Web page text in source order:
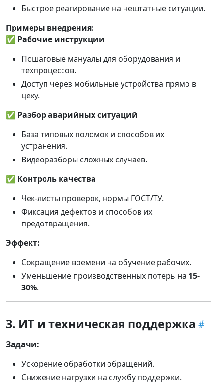
Быстрое реагирование на нештатные ситуации.
Примеры внедрения:
✅ Рабочие инструкции
Пошаговые мануалы для оборудования и
техпроцессов.
Доступ через мобильные устройства прямо в
цеху.
✅ Разбор аварийных ситуаций
База типовых поломок и способов их
устранения.
Видеоразборы сложных случаев.
✅ Контроль качества
Чек-листы проверок, нормы ГОСТ/ТУ.
Фиксация дефектов и способов их
предотвращения.
Эффект:
Сокращение времени на обучение рабочих.
Уменьшение производственных потерь на 15-
30%.
3. ИТ и техническая поддержка
Задачи:
Ускорение обработки обращений.
Снижение нагрузки на службу поддержки.